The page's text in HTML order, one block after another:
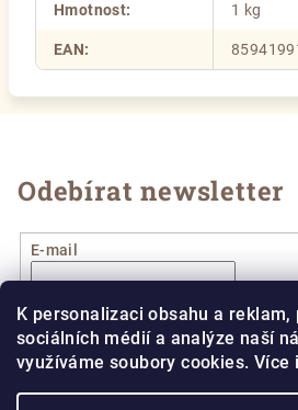
K personalizaci obsahu a
sociálních médií a analýze naší
využíváme soubory cookies.
Hmotnost: 1 kg
EAN:
Odebírat newsletter
E-mail
osobních údajů